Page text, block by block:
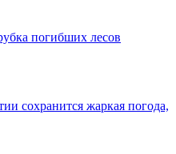
погибших лесов
сохранится жаркая погода,